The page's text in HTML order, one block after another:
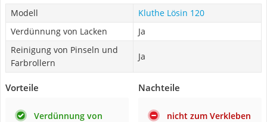
Modell
Kluthe Lösin 120
Verdünnung von Lacken
Ja
Reinigung von Pinseln und
Farbrollern
Ja
Vorteile
Verdünnung von
Nachteile
nicht zum Verkleben